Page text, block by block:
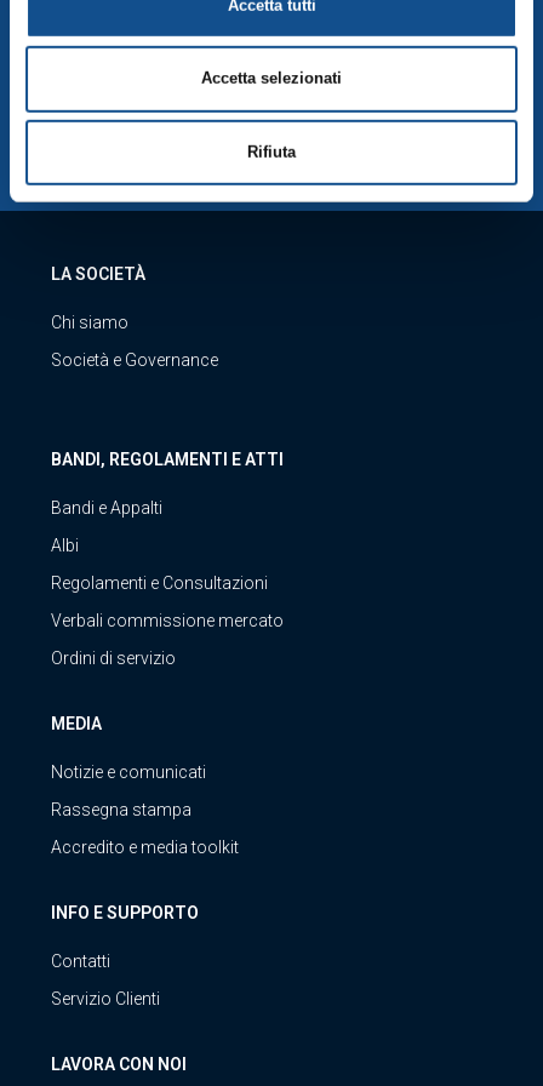
Accetta tutti
Accetta selezionati
Rifiuta
LA SOCIETÀ
Chi siamo
Società e Governance
BANDI, REGOLAMENTI E ATTI
Bandi e Appalti
Albi
Regolamenti e Consultazioni
Verbali commissione mercato
Ordini di servizio
MEDIA
Notizie e comunicati
Rassegna stampa
Accredito e media toolkit
INFO E SUPPORTO
Contatti
Servizio Clienti
LAVORA CON NOI